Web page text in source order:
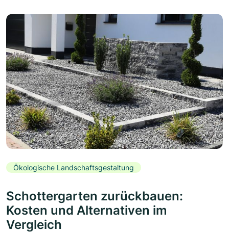
Ökologische Landschaftsgestaltung
Schottergarten zurückbauen:
Kosten und Alternativen im
Vergleich